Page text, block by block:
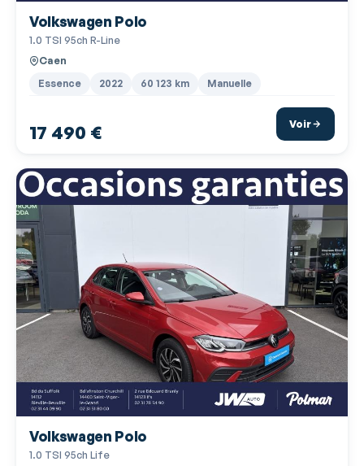
Barres de toit
Boite à gants fermée
Capteur de luminosité
Ceintures avant ajustables en hauteur
Clim manuelle
Commandes du système audio au volant
Contrôle de couple en courbe
Détecteur de sous-gonflage
Ecran multifonction couleur
Ecran tactile
ESP
Feux de jour à LED
Volkswagen Polo
1.0 TSI 95ch R-Line
Caen
Essence 2022 60 123 km Manuelle
17 490 € Voir
Volkswagen Polo
1.0 TSI 95ch Life